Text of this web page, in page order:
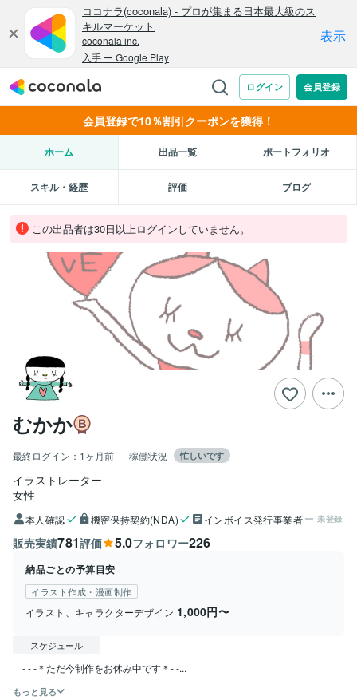
会員登録で10％割引クーポンを獲得！
ホーム 出品一覧 ポートフォリオ
スキル・経歴 評価 ブログ
この出品者は30日以上ログインしていません。
むかか
最終ログイン： 1ヶ月前 稼働状況 忙しいです
イラストレーター
女性
本人確認 機密保持契約(NDA) インボイス発行事業者 未登録
販売実績781評価 5.0フォロワー226
納品ごとの予算目安
イラスト作成・漫画制作
イラスト、キャラクターデザイン 1,000円〜
スケジュール
- - -＊ただ今制作をお休み中です＊- -...
もっと見る